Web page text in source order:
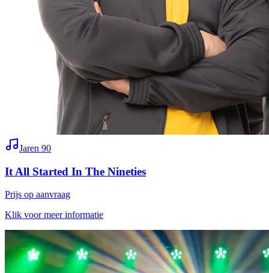
Jaren 90
It All Started In The Nineties
Prijs op aanvraag
Klik voor meer informatie